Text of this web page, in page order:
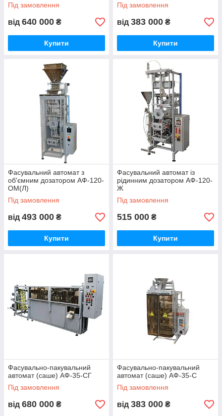
Під замовлення
від 640 000 ₴
Купити
Під замовлення
від 383 000 ₴
Купити
Фасувальний автомат з
об'ємним дозатором АФ-120-
ОМ(Л)
Під замовлення
від 493 000 ₴
Купити
Фасувальний автомат із
рідинним дозатором АФ-120-
Ж
Під замовлення
515 000 ₴
Купити
Фасувально-пакувальний
автомат (саше) АФ-35-СГ
Під замовлення
від 680 000 ₴
Фасувально-пакувальний
автомат (саше) АФ-35-С
Під замовлення
від 383 000 ₴